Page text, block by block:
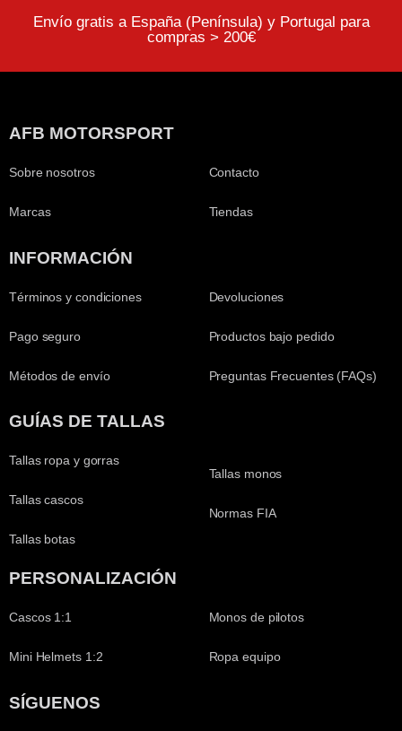
Envío gratis a España (Península) y Portugal para
compras > 200€
AFB MOTORSPORT
Sobre nosotros
Marcas
Contacto
Tiendas
INFORMACIÓN
Términos y condiciones
Pago seguro
Métodos de envío
Devoluciones
Productos bajo pedido
Preguntas Frecuentes (FAQs)
GUÍAS DE TALLAS
Tallas ropa y gorras
Tallas cascos
Tallas botas
Tallas monos
Normas FIA
PERSONALIZACIÓN
Cascos 1:1
Mini Helmets 1:2
Monos de pilotos
Ropa equipo
SÍGUENOS